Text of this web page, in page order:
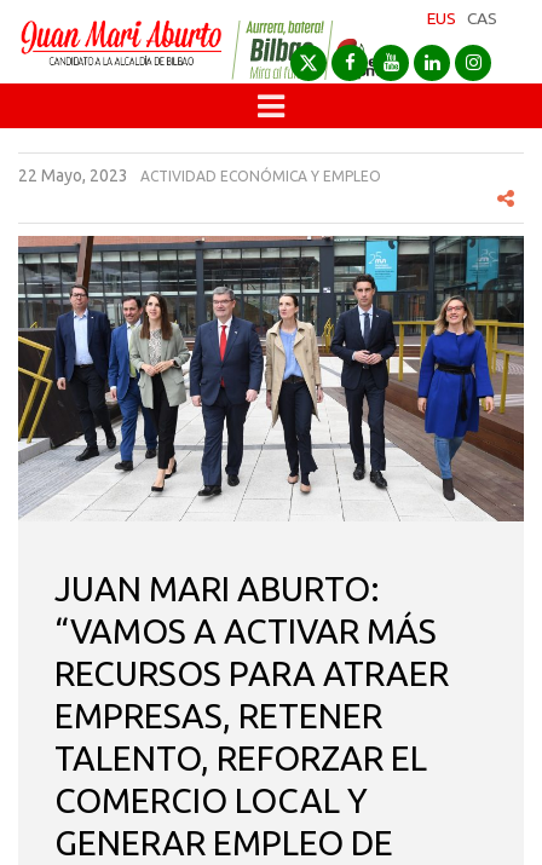
EUS CAS
22 Mayo, 2023 ACTIVIDAD ECONÓMICA Y EMPLEO
JUAN MARI ABURTO:
“VAMOS A ACTIVAR MÁS
RECURSOS PARA ATRAER
EMPRESAS, RETENER
TALENTO, REFORZAR EL
COMERCIO LOCAL Y
GENERAR EMPLEO DE